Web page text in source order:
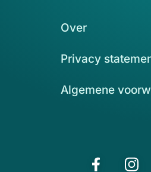
Over
Privacy
Algemene